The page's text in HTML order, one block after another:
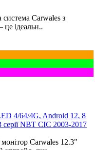
Carwales з
ідеальн..
4/64/4G, Android 12, 8
NBT CIC 2003-2017
Carwales 12.3"